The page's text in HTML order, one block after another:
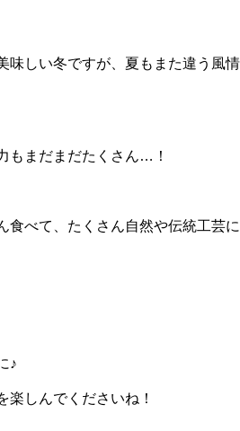
味しい冬ですが、夏もまた違う風情
もまだまだたくさん…！
食べて、たくさん自然や伝統工芸に
♪
楽しんでくださいね！